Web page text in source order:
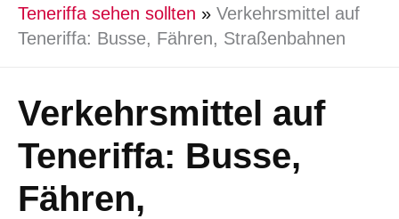
Teneriffa sehen sollten » Verkehrsmittel auf
Teneriffa: Busse, Fähren, Straßenbahnen
Verkehrsmittel auf
Teneriffa: Busse,
Fähren,